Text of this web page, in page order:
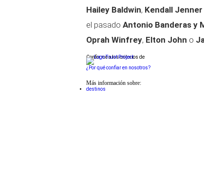
Hailey Baldwin, Kendall Jenner
el pasado Antonio Banderas y
Oprah Winfrey, Elton John o
Conforme a los criterios de
¿Por qué confiar en nosotros?
Más información sobre:
destinos